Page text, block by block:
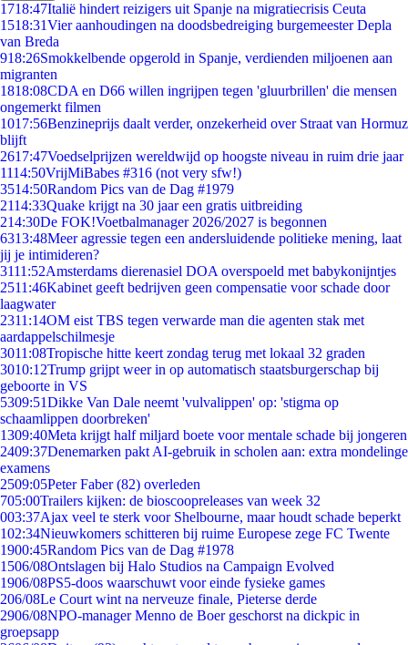
1718:47Italië hindert reizigers uit Spanje na migratiecrisis Ceuta
1518:31Vier aanhoudingen na doodsbedreiging burgemeester Depla
van Breda
918:26Smokkelbende opgerold in Spanje, verdienden miljoenen aan
migranten
1818:08CDA en D66 willen ingrijpen tegen 'gluurbrillen' die mensen
ongemerkt filmen
1017:56Benzineprijs daalt verder, onzekerheid over Straat van Hormuz
blijft
2617:47Voedselprijzen wereldwijd op hoogste niveau in ruim drie jaar
1114:50VrijMiBabes #316 (not very sfw!)
3514:50Random Pics van de Dag #1979
2114:33Quake krijgt na 30 jaar een gratis uitbreiding
214:30De FOK!Voetbalmanager 2026/2027 is begonnen
6313:48Meer agressie tegen een andersluidende politieke mening, laat
jij je intimideren?
3111:52Amsterdams dierenasiel DOA overspoeld met babykonijntjes
2511:46Kabinet geeft bedrijven geen compensatie voor schade door
laagwater
2311:14OM eist TBS tegen verwarde man die agenten stak met
aardappelschilmesje
3011:08Tropische hitte keert zondag terug met lokaal 32 graden
3010:12Trump grijpt weer in op automatisch staatsburgerschap bij
geboorte in VS
5309:51Dikke Van Dale neemt 'vulvalippen' op: 'stigma op
schaamlippen doorbreken'
1309:40Meta krijgt half miljard boete voor mentale schade bij jongeren
2409:37Denemarken pakt AI-gebruik in scholen aan: extra mondelinge
examens
2509:05Peter Faber (82) overleden
705:00Trailers kijken: de bioscoopreleases van week 32
003:37Ajax veel te sterk voor Shelbourne, maar houdt schade beperkt
102:34Nieuwkomers schitteren bij ruime Europese zege FC Twente
1900:45Random Pics van de Dag #1978
1506/08Ontslagen bij Halo Studios na Campaign Evolved
1906/08PS5-doos waarschuwt voor einde fysieke games
206/08Le Court wint na nerveuze finale, Pieterse derde
2906/08NPO-manager Menno de Boer geschorst na dickpic in
groepsapp